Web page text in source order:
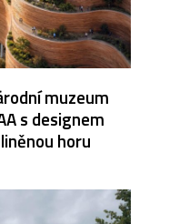
muzeum
s designem
horu